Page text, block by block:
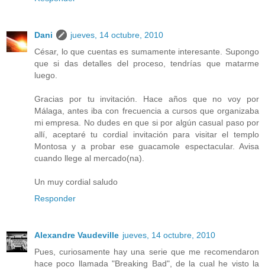
Dani
jueves, 14 octubre, 2010
César, lo que cuentas es sumamente interesante. Supongo
que si das detalles del proceso, tendrías que matarme
luego.
Gracias por tu invitación. Hace años que no voy por
Málaga, antes iba con frecuencia a cursos que organizaba
mi empresa. No dudes en que si por algún casual paso por
allí, aceptaré tu cordial invitación para visitar el templo
Montosa y a probar ese guacamole espectacular. Avisa
cuando llege al mercado(na).
Un muy cordial saludo
Responder
Alexandre Vaudeville jueves, 14 octubre, 2010
Pues, curiosamente hay una serie que me recomendaron
hace poco llamada "Breaking Bad", de la cual he visto la